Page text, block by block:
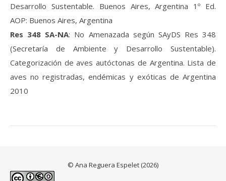
Desarrollo Sustentable. Buenos Aires, Argentina 1º Ed.
AOP: Buenos Aires, Argentina
Res 348 SA-NA: No Amenazada según SAyDS Res 348
(Secretaría de Ambiente y Desarrollo Sustentable).
Categorización de aves autóctonas de Argentina. Lista de
aves no registradas, endémicas y exóticas de Argentina
2010
© Ana Reguera Espelet (2026)